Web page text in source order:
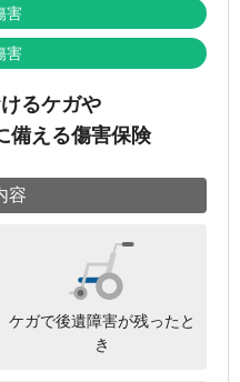
害
害
るケガや
備える傷害保険
容
ケガで後遺障害が残ったと
き